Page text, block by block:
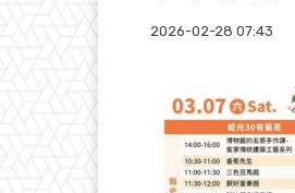
2026-02-28 07:43